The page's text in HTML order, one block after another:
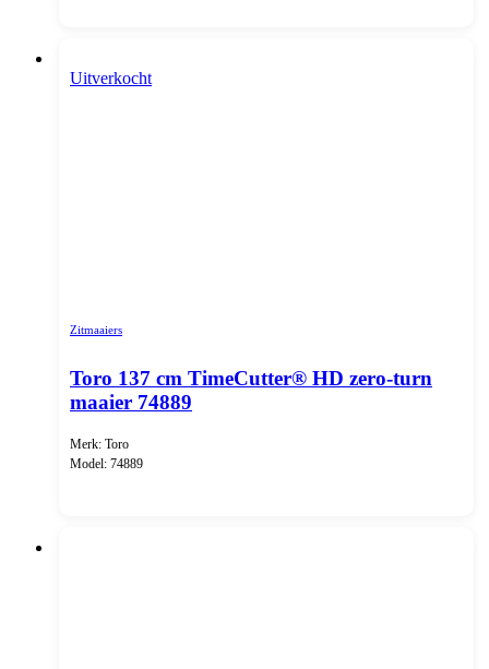
Uitverkocht
Zitmaaiers
Toro 137 cm TimeCutter® HD zero-turn
maaier 74889
Merk: Toro
Model: 74889